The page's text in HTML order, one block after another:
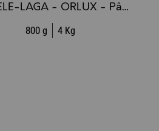
VERSELE-LAGA - ORLUX - Pâtée aux oeufs - Grandes Perruches et Perroquets
800 g 4 Kg